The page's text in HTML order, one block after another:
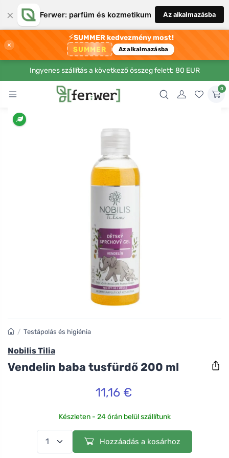
× Ferwer: parfüm és kozmetikum Az alkalmazásba
×
⚡SUMMER kedvezmény most!
SUMMER Az alkalmazásba
Ingyenes szállítás a következő összeg felett: 80 EUR
0
/ Testápolás és higiénia
Nobilis Tilia
Vendelin baba tusfürdő 200 ml
11,16 €
Készleten - 24 órán belül szállítunk
Hozzáadás a kosárhoz